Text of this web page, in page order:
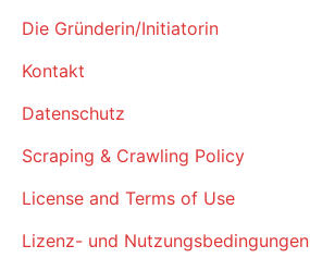
Die Gründerin/Initiatorin
Kontakt
Datenschutz
Scraping & Crawling Policy
License and Terms of Use
Lizenz- und Nutzungsbedingungen